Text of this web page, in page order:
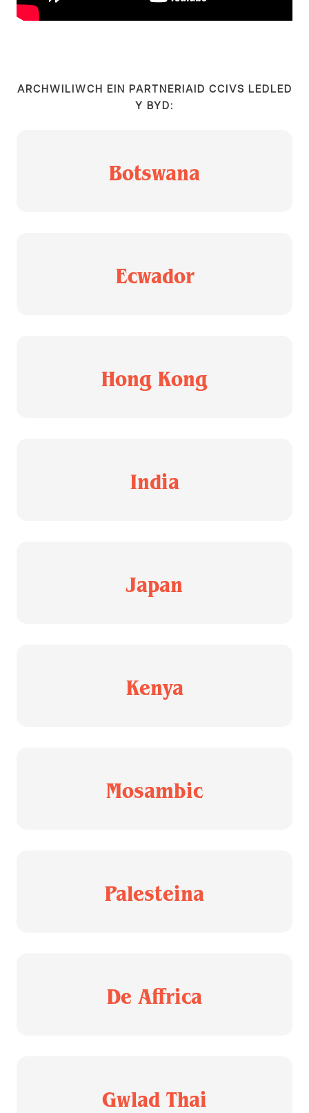
ARCHWILIWCH EIN PARTNERIAID CCIVS LEDLED
Y BYD:
Botswana
Ecwador
Hong Kong
India
Japan
Kenya
Mosambic
Palesteina
De Affrica
Gwlad Thai